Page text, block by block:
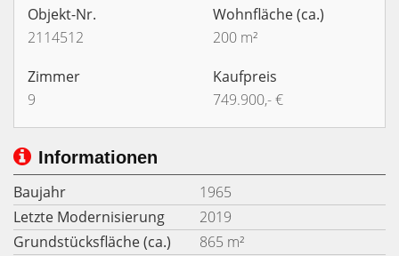
Objekt-Nr.
2114512
Wohnfläche(ca.)
200 m²
Zimmer
9
Kaufpreis
749.900,- €
Informationen
Baujahr
1965
Letzte Modernisierung
2019
Grundstücksfläche (ca.)
865 m²